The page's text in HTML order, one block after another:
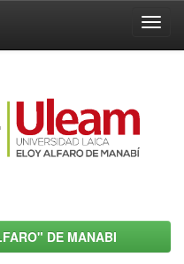
DE MANABI